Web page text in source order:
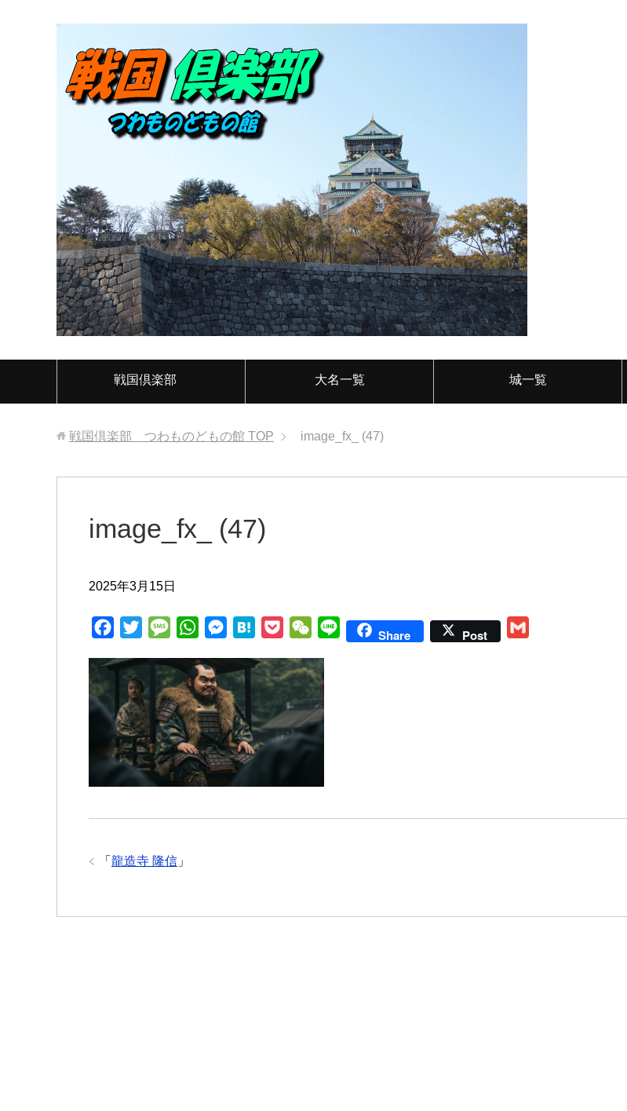
戦国倶楽部 大名一覧 城一覧
戦国倶楽部 つわものどもの館 TOP image_fx_ (47)
image_fx_ (47)
2025年3月15日
b
o
o
t
t
e
r
M
s
s
a
g
e
W
a
t
s
A
p
p
s
s
e
n
g
e
t
n
c
k
e
t
W
C
a
t
L
Share Post
「 龍造寺 隆信 」